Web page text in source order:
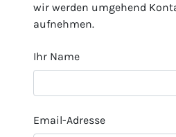
wir werden umgehend
aufnehmen.
Ihr Name
Email-Adresse